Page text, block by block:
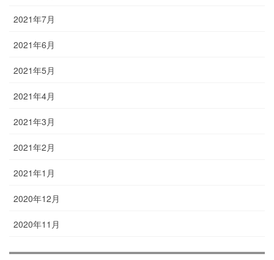
2021年7月
2021年6月
2021年5月
2021年4月
2021年3月
2021年2月
2021年1月
2020年12月
2020年11月